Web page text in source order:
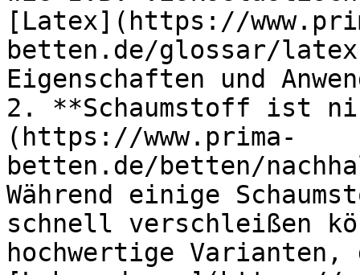
[Latex](https://
betten.de/glossar/
Eigenschaften und
2. **Schaumstoff ist
(https://www.prima-
betten.de/betten/
Während einige
schnell verschleißen
hochwertige